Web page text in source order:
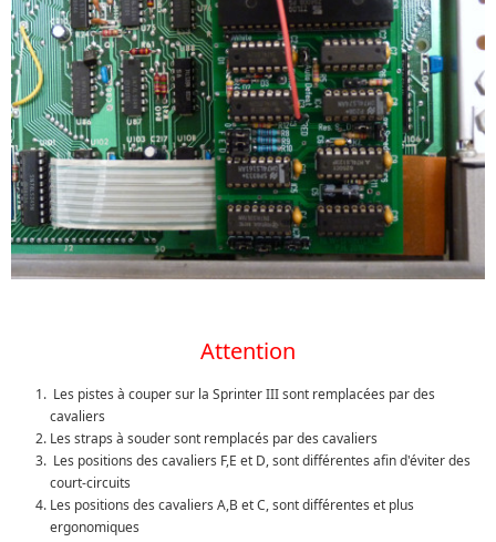
Attention
Les pistes à couper sur la Sprinter III sont remplacées par des
cavaliers
Les straps à souder sont remplacés par des cavaliers
Les positions des cavaliers F,E et D, sont différentes afin d'éviter des
court-circuits
Les positions des cavaliers A,B et C, sont différentes et plus
ergonomiques